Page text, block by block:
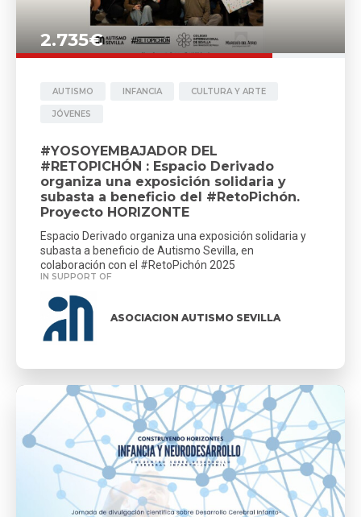
2.735€
AUTISMO INFANCIA CULTURA Y ARTE
JÓVENES
#YOSOYEMBAJADOR DEL
#RETOPICHÓN : Espacio Derivado
organiza una exposición solidaria y
subasta a beneficio del #RetoPichón.
Proyecto HORIZONTE
Espacio Derivado organiza una exposición solidaria y
subasta a beneficio de Autismo Sevilla, en
colaboración con el #RetoPichón 2025
IN SUPPORT OF
ASOCIACION AUTISMO SEVILLA